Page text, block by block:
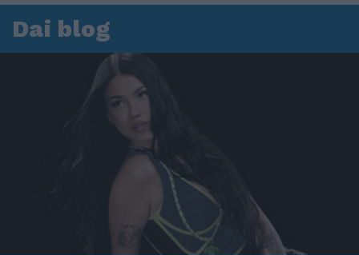
Dai blog